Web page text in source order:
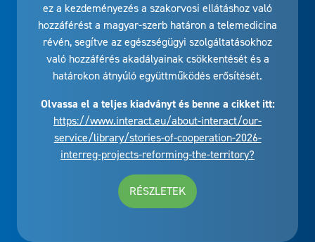
ez a kezdeményezés a szakorvosi ellátáshoz való
hozzáférést a magyar-szerb határon a telemedicina
révén, segítve az egészségügyi szolgáltatásokhoz
való hozzáférés akadályainak csökkentését és a
határokon átnyúló együttműködés erősítését.
Olvassa el a teljes kiadványt és benne a cikket itt:
https://www.interact.eu/about-interact/our-
service/library/stories-of-cooperation-2026-
interreg-projects-reforming-the-territory?
RÉSZLETEK